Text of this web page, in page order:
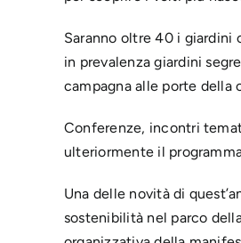
Saranno oltre 40 i giardini
in prevalenza giardini
campagna alle porte della
Conferenze, incontri
ulteriormente il
Una delle novità di
sostenibilità nel parco